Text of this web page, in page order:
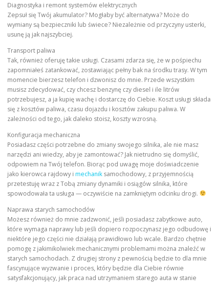
Diagnostyka i remont systemów elektrycznych
Zepsuł się Twój akumulator? Mogłaby być alternatywa? Może do
wymiany są bezpieczniki lub świece? Niezależnie od przyczyny usterki,
usunę ją jak najszybciej.
Transport paliwa
Tak, również oferuję takie usługi. Czasami zdarza się, że w pośpiechu
zapomniałeś zatankować, zostawiając pełny bak na środku trasy. W tym
momencie bierzesz telefon i dzwonisz do mnie. Przede wszystkim
musisz zdecydować, czy chcesz benzynę czy diesel i ile litrów
potrzebujesz, a ja kupię wachę i dostarczę do Ciebie. Koszt usługi składa
się z kosztów paliwa, czasu dojazdu i kosztów zakupu paliwa. W
zależności od tego, jak daleko stoisz, koszty wzrosną.
Konfiguracja mechaniczna
Posiadasz części potrzebne do zmiany swojego silnika, ale nie masz
narzędzi ani wiedzy, aby je zamontować? Jak nietrudno się domyślić,
odpowiem na Twój telefon. Biorąc pod uwagę moje doświadczenie
jako kierowca rajdowy i mechanik samochodowy, z przyjemnością
przetestuję wraz z Tobą zmiany dynamiki i osiągów silnika, które
spowodowała ta usługa — oczywiście na zamkniętym odcinku drogi.
Naprawa starych samochodów
Możesz również do mnie zadzwonić, jeśli posiadasz zabytkowe auto,
które wymaga naprawy lub jeśli dopiero rozpoczynasz jego odbudowę i
niektóre jego części nie działają prawidłowo lub wcale. Bardzo chętnie
pomogę z jakimikolwiek mechanicznymi problemami można znaleźć w
starych samochodach. Z drugiej strony z pewnością będzie to dla mnie
fascynujące wyzwanie i proces, który będzie dla Ciebie równie
satysfakcjonujący, jak praca nad utrzymaniem starego auta w stanie